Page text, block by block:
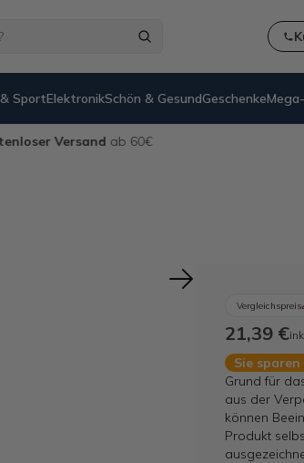
SportElektronikSchön & GesundGeschenke
Versand ab 60€
Vergleichspreis
21,39 €
Sie sparen
Grund für
aus der
können
Produkt